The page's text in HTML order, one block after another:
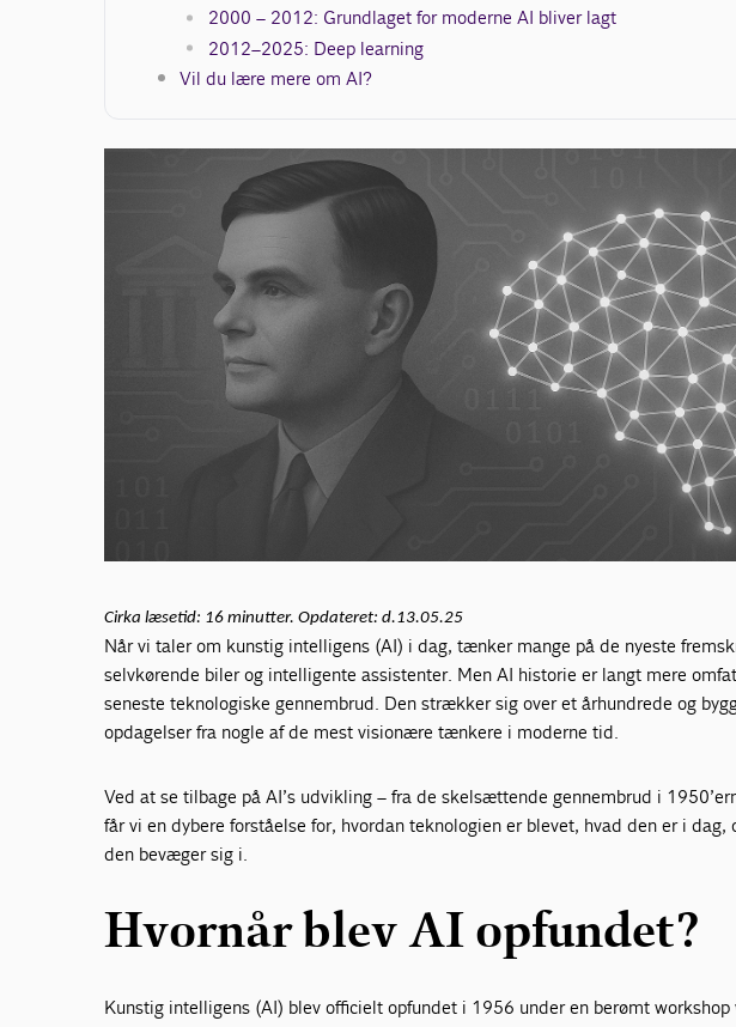
2000 – 2012: Grundlaget for moderne AI bliver lagt
2012–2025: Deep learning
Vil du lære mere om AI?
Cirka læsetid: 16 minutter. Opdateret: d.13.05.25
Når vi taler om kunstig intelligens (AI) i dag, tænker mange på de nyeste
selvkørende biler og intelligente assistenter. Men AI historie er langt mere
seneste teknologiske gennembrud. Den strækker sig over et århundrede og
opdagelser fra nogle af de mest visionære tænkere i moderne tid.
Ved at se tilbage på AI’s udvikling – fra de skelsættende gennembrud i
får vi en dybere forståelse for, hvordan teknologien er blevet, hvad den er i dag,
den bevæger sig i.
Hvornår blev AI opfundet?
Kunstig intelligens (AI) blev officielt opfundet i 1956 under en berømt